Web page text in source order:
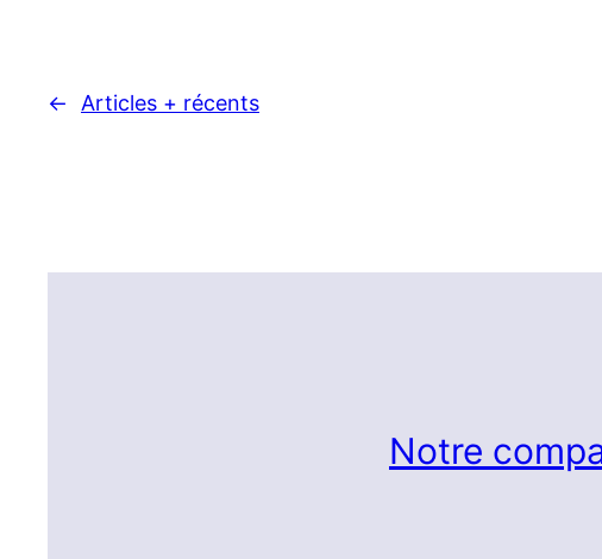
← Articles + récents
Notre